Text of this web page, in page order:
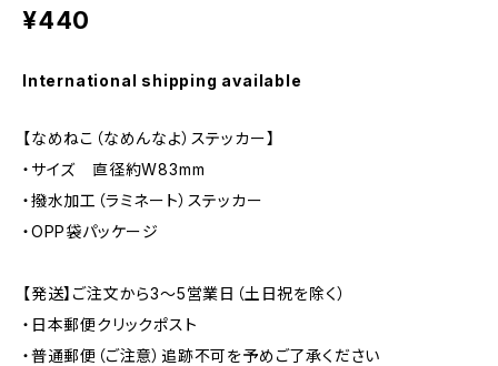
¥440
International shipping available
【なめねこ（なめんなよ）ステッカー】
・サイズ 直径約W83mm
・撥水加工（ラミネート）ステッカー
・OPP袋パッケージ
【発送】ご注文から3〜5営業日（土日祝を除く）
・日本郵便クリックポスト
・普通郵便（ご注意）追跡不可を予めご了承ください